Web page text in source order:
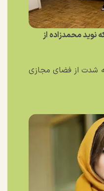
نوید محمدزاده از
شدت از فضای مجازی